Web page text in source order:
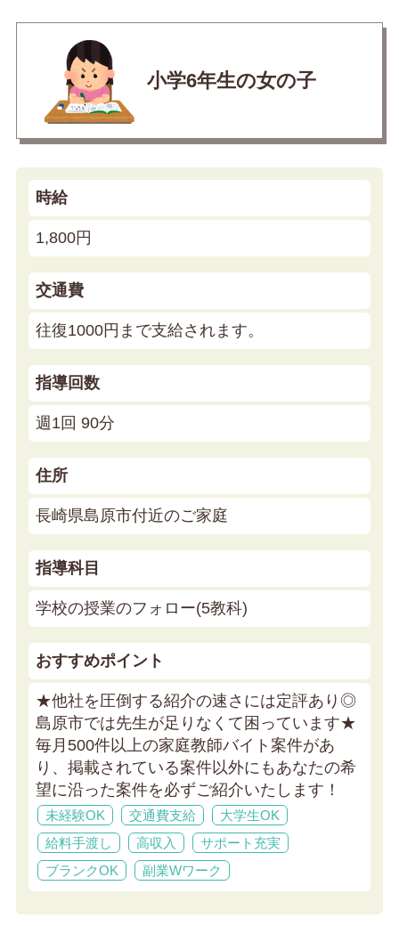
小学6年生の女の子
時給
1,800円
交通費
往復1000円まで支給されます。
指導回数
週1回 90分
住所
長崎県島原市付近のご家庭
指導科目
学校の授業のフォロー(5教科)
おすすめポイント
★他社を圧倒する紹介の速さには定評あり◎
島原市では先生が足りなくて困っています★
毎月500件以上の家庭教師バイト案件があ
り、掲載されている案件以外にもあなたの希
望に沿った案件を必ずご紹介いたします！
未経験OK 交通費支給
大学生OK
給料手渡し
高収入
サポート充実
ブランクOK
副業Wワーク